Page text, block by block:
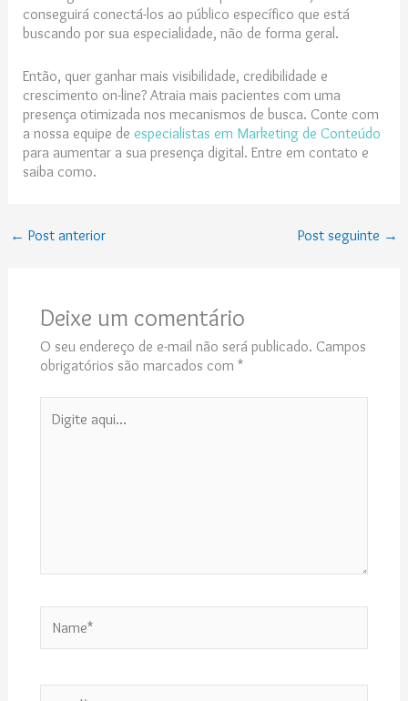
conseguirá conectá-los ao público específico que está
buscando por sua especialidade, não de forma geral.
Então, quer ganhar mais visibilidade, credibilidade e
crescimento on-line? Atraia mais pacientes com uma
presença otimizada nos mecanismos de busca. Conte com
a nossa equipe deespecialistas em Marketing de Conteúdo
para aumentar a sua presença digital. Entre em contato e
saiba como.
← Post anterior Post seguinte →
Deixe um comentário
O seu endereço de e-mail não será publicado. Campos
obrigatórios são marcados com *
aqui...